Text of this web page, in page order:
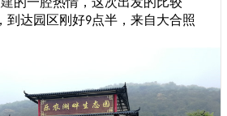
到达园区刚好9点半，来自大合照